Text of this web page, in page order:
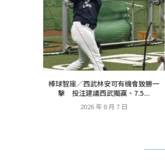
棒球智庫／西武林安可有機會致勝一
擊 投注建議西武獨贏、7.5...
2026 年 8 月 7 日